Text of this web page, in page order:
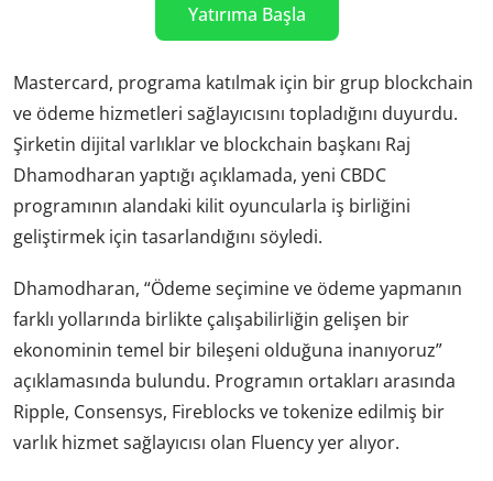
Yatırıma Başla
Mastercard, programa katılmak için bir grup blockchain
ve ödeme hizmetleri sağlayıcısını topladığını duyurdu.
Şirketin dijital varlıklar ve blockchain başkanı Raj
Dhamodharan yaptığı açıklamada, yeni CBDC
programının alandaki kilit oyuncularla iş birliğini
geliştirmek için tasarlandığını söyledi.
Dhamodharan, “Ödeme seçimine ve ödeme yapmanın
farklı yollarında birlikte çalışabilirliğin gelişen bir
ekonominin temel bir bileşeni olduğuna inanıyoruz”
açıklamasında bulundu. Programın ortakları arasında
Ripple, Consensys, Fireblocks ve tokenize edilmiş bir
varlık hizmet sağlayıcısı olan Fluency yer alıyor.